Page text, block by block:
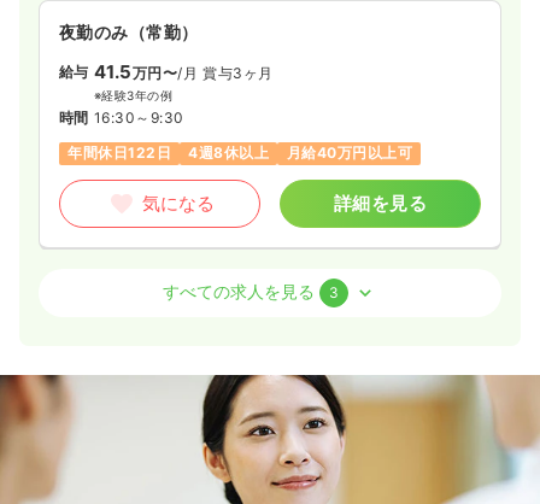
夜勤のみ（常勤）
給与 41.5万円〜/月 賞与3ヶ月
※経験3年の例
時間 16:30～9:30
年間休日122日
4週8休以上 月給40万円以上可
気になる 詳細を見る
正看護師
賞与71.5万円
4週8休以上
担当業務未経験可
すべての求人を見る 3